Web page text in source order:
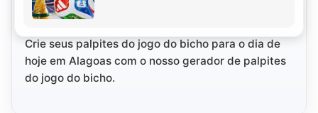
(06/08/2026)
Crie seus palpites do jogo do bicho para o dia de
hoje em Alagoas com o nosso gerador de palpites
do jogo do bicho.